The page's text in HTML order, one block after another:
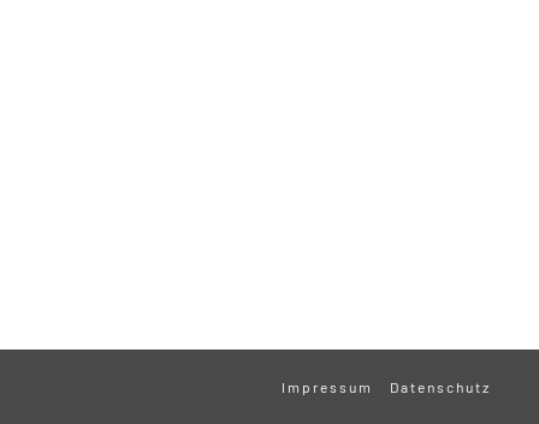
Impressum Datenschutz